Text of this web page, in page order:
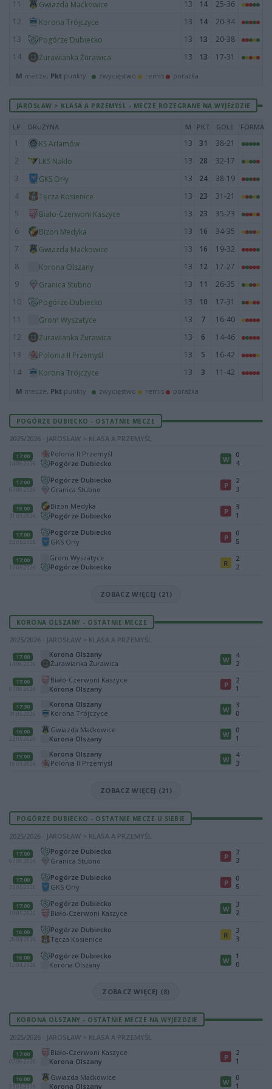
11 Gwiazda Maćkowice 13 14
25-36
12
Korona Trójczyce 13 14
20-34
13
Pogórze Dubiecko 13 13
20-38
14
Żurawianka Żurawica 13 13 17-31
M mecze, Pkt punkty · zwycięstwo remis porażka
JAROSŁAW > KLASA A PRZEMYŚL - MECZE ROZEGRANE NA WYJEŹDZIE
LP DRUŻYNA M PKT GOLE FORMA
1 KS Arłamów 13 31
38-21
2
LKS Nakło 13 28
32-17
3
GKS Orły 13 24
38-19
4
Tęcza Kosienice 13 23
31-21
5
Biało-Czerwoni Kaszyce 13 23
35-23
6
Bizon Medyka 13 16
34-35
7
Gwiazda Maćkowice 13 16
19-32
8
Korona Olszany 13 12
17-27
9
Granica Stubno 13 11
26-35
10
Pogórze Dubiecko 13 10
17-31
11
Grom Wyszatyce 13 7
16-40
12
Żurawianka Żurawica 13 6
14-46
13
Polonia II Przemyśl 13 5
16-42
14
Korona Trójczyce 13 3 11-42
M mecze, Pkt punkty · zwycięstwo remis porażka
POGÓRZE DUBIECKO - OSTATNIE MECZE
2025/2026 · JAROSŁAW > KLASA A PRZEMYŚL
17:00
14.06.2026
Polonia II Przemyśl
Pogórze Dubiecko
W
0
4
17:00
07.06.2026
Pogórze Dubiecko
Granica Stubno
P
2
3
16:00
31.05.2026
Bizon Medyka
Pogórze Dubiecko
P
3
1
17:00
23.05.2026
Pogórze Dubiecko
GKS Orły
P
0
5
17:00
17.05.2026
Grom Wyszatyce
Pogórze Dubiecko
R
2
2
ZOBACZ WIĘCEJ (21)
KORONA OLSZANY - OSTATNIE MECZE
2025/2026 · JAROSŁAW > KLASA A PRZEMYŚL
17:00
14.06.2026
Korona Olszany
Żurawianka Żurawica
W
4
2
17:00
07.06.2026
Biało-Czerwoni Kaszyce
Korona Olszany
P
2
1
17:30
31.05.2026
Korona Olszany
Korona Trójczyce
W
3
0
16:00
23.05.2026
Gwiazda Maćkowice
Korona Olszany
W
0
1
15:00
16.05.2026
Korona Olszany
Polonia II Przemyśl
W
4
3
ZOBACZ WIĘCEJ (21)
POGÓRZE DUBIECKO - OSTATNIE MECZE U SIEBIE
2025/2026 · JAROSŁAW > KLASA A PRZEMYŚL
17:00
07.06.2026
Pogórze Dubiecko
Granica Stubno
P
2
3
17:00
23.05.2026
Pogórze Dubiecko
GKS Orły
P
0
5
17:00
10.05.2026
Pogórze Dubiecko
Biało-Czerwoni Kaszyce
W
3
2
16:00
26.04.2026
Pogórze Dubiecko
Tęcza Kosienice
R
3
3
16:00
12.04.2026
Pogórze Dubiecko
Korona Olszany
W
1
0
ZOBACZ WIĘCEJ (8)
KORONA OLSZANY - OSTATNIE MECZE NA WYJEZDZIE
2025/2026 · JAROSŁAW > KLASA A PRZEMYŚL
17:00
07.06.2026
Biało-Czerwoni Kaszyce
Korona Olszany
P
2
1
16:00
23.05.2026
Gwiazda Maćkowice
Korona Olszany
W
0
1